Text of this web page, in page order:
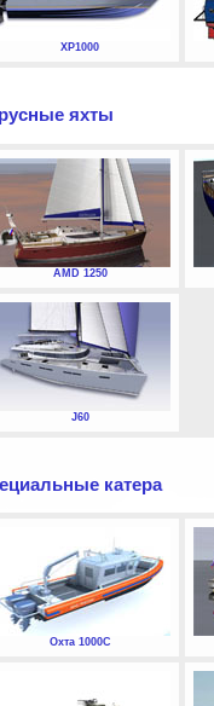
XP1000
яхты
AMD 1250
J60
катера
Охта 1000С